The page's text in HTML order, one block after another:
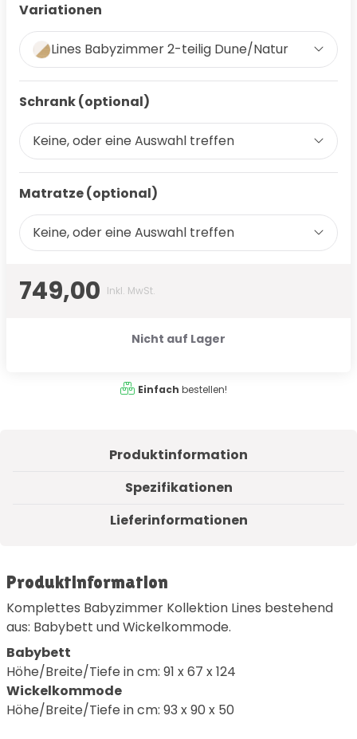
Variationen
Lines Babyzimmer 2-teilig Dune/Natur
Schrank (optional)
Keine, oder eine Auswahl treffen
Matratze (optional)
Keine, oder eine Auswahl treffen
749,00 Inkl. MwSt.
Nicht auf Lager
Einfach bestellen!
Produktinformation
Spezifikationen
Lieferinformationen
Produktinformation
Komplettes Babyzimmer Kollektion Lines bestehend
aus: Babybett und Wickelkommode.
Babybett
Höhe/Breite/Tiefe in cm: 91 x 67 x 124
Wickelkommode
Höhe/Breite/Tiefe in cm: 93 x 90 x 50